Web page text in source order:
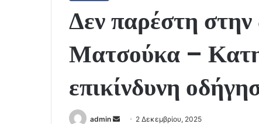
Δεν παρέστη
Ματσούκα –
επικίνδυνη
admin
Send 2 Δεκεμβρίου, 2025